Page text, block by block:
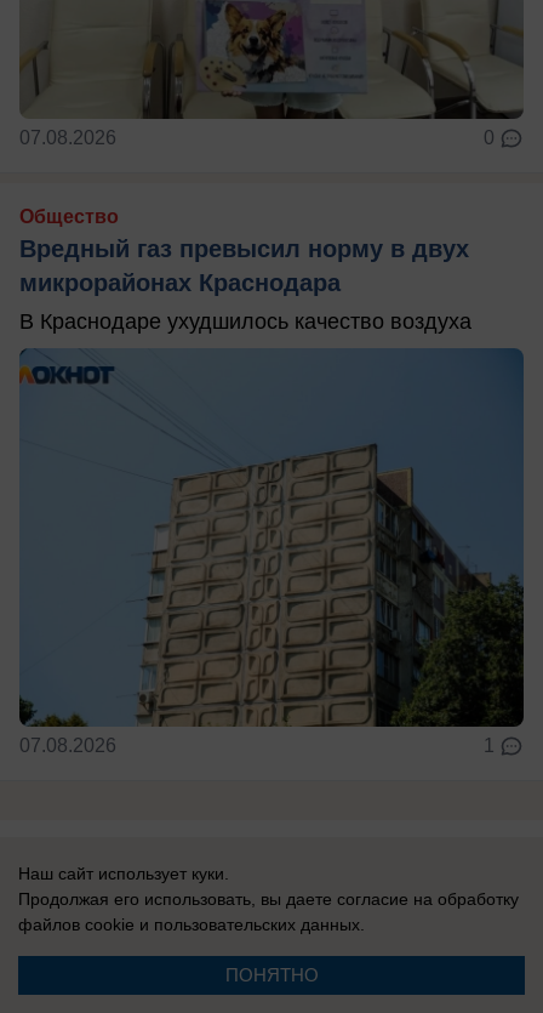
07.08.2026 0
Общество
Вредный газ превысил норму в двух
микрорайонах Краснодара
В Краснодаре ухудшилось качество воздуха
07.08.2026 1
«Россию? На слабо?»: почему
Наш сайт использует куки.
Продолжая его использовать, вы даете согласие на обработку
файлов cookie и пользовательских данных.
ПОНЯТНО